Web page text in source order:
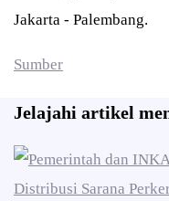
Jakarta - Palembang.
Sumber
Jelajahi artikel